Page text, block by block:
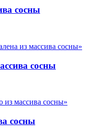
сосны
сосны
сосны